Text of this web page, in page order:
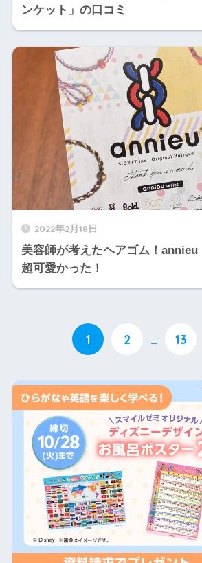
ンケット」の口コミ
2022年2月18日
美容師が考えたヘアゴム！annieu
超可愛かった！
1 2 … 13